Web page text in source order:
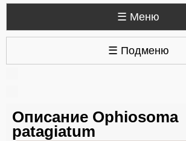
☰ Меню
☰ Подменю
Описание Ophiosoma
patagiatum